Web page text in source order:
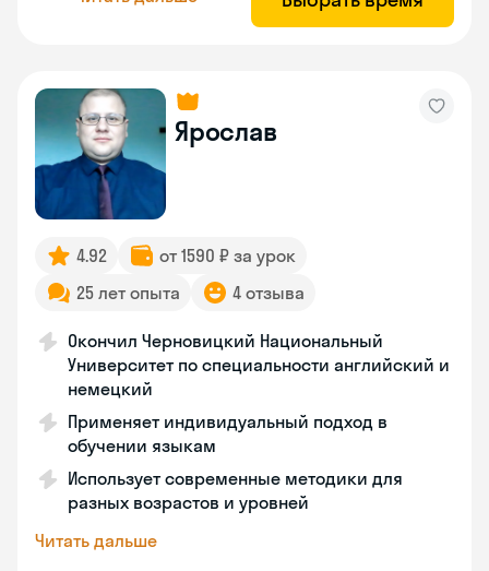
Ярослав
4.92
от 1590 ₽ за урок
25 лет опыта
4 отзыва
Окончил Черновицкий Национальный
Университет по специальности английский и
немецкий
Применяет индивидуальный подход в
обучении языкам
Использует современные методики для
разных возрастов и уровней
Читать дальше